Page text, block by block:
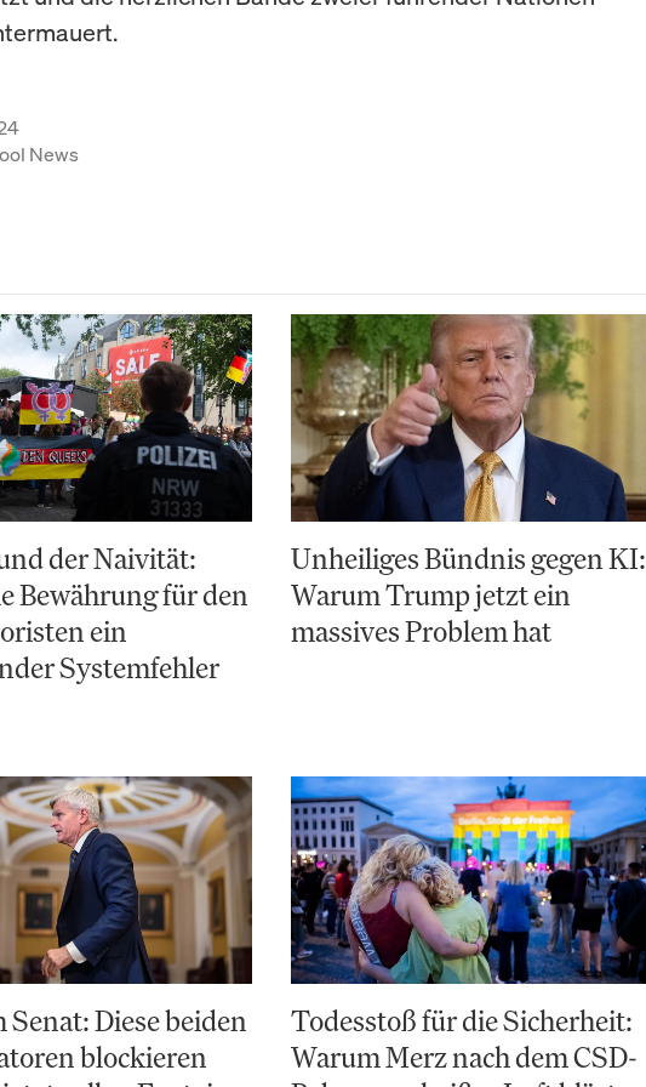
News
der Naivität:
Bewährung für den
ein
Systemfehler
Unheiliges Bündnis gegen KI:
Warum Trump jetzt ein
massives Problem hat
Senat: Diese beiden
blockieren
Todesstoß für die Sicherheit:
Warum Merz nach dem CSD-